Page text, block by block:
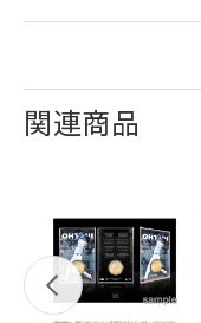
関連商品